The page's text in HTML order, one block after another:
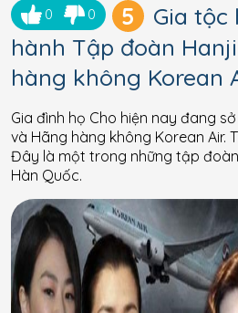
0 0 5
Gia tộc
hành Tập đoàn
hàng không Korean
Gia đình họ Cho hiện nay đang
và Hãng hàng không Korean Air.
Đây là một trong những tập
Hàn Quốc.